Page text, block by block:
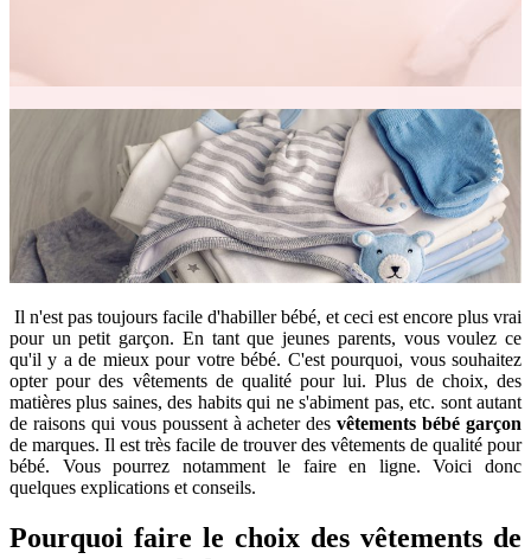
Il n'est pas toujours facile d'habiller bébé, et ceci est encore plus vrai
pour un petit garçon. En tant que jeunes parents, vous voulez ce
qu'il y a de mieux pour votre bébé. C'est pourquoi, vous souhaitez
opter pour des vêtements de qualité pour lui. Plus de choix, des
matières plus saines, des habits qui ne s'abiment pas, etc. sont autant
de raisons qui vous poussent à acheter desvêtements bébé garçon
de marques. Il est très facile de trouver des vêtements de qualité pour
bébé. Vous pourrez notamment le faire en ligne. Voici donc
quelques explications et conseils.
Pourquoi faire le choix des vêtements de